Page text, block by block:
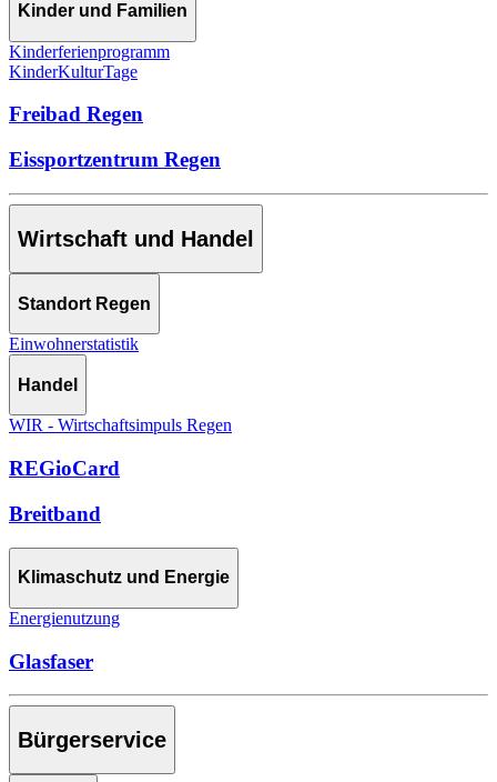
Kinder und Familien
Kinderferienprogramm
KinderKulturTage
Freibad Regen
Eissportzentrum Regen
Wirtschaft und Handel
Standort Regen
Einwohnerstatistik
Handel
WIR - Wirtschaftsimpuls Regen
REGioCard
Breitband
Klimaschutz und Energie
Energienutzung
Glasfaser
Bürgerservice